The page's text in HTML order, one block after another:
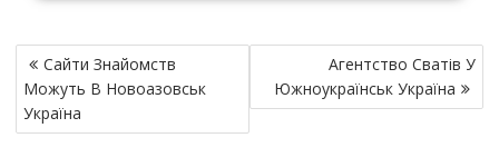
P
o
s
t
Сайти Знайомств
Можуть В Новоазовськ
Україна
Агентство Сватів У
Южноукраїнськ Україна